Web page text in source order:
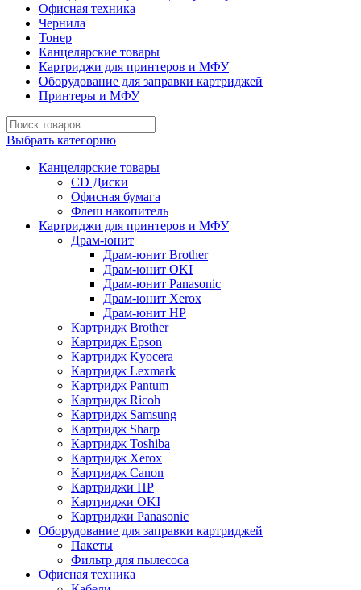
Офисная техника
Чернила
Тонер
Канцелярские товары
Картриджи для принтеров и МФУ
Оборудование для заправки картриджей
Принтеры и МФУ
Выбрать категорию
Канцелярские товары
CD Диски
Офисная бумага
Флеш накопитель
Картриджи для принтеров и МФУ
Драм-юнит
Драм-юнит Brother
Драм-юнит OKI
Драм-юнит Panasonic
Драм-юнит Xerox
Драм-юнит НР
Картридж Brother
Картридж Epson
Картридж Kyocera
Картридж Lexmark
Картридж Pantum
Картридж Ricoh
Картридж Samsung
Картридж Sharp
Картридж Toshiba
Картридж Xerox
Картридж Сanon
Картриджи HP
Картриджи OKI
Картриджи Panasonic
Оборудование для заправки картриджей
Пакеты
Фильтр для пылесоса
Офисная техника